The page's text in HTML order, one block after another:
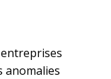
anomalies